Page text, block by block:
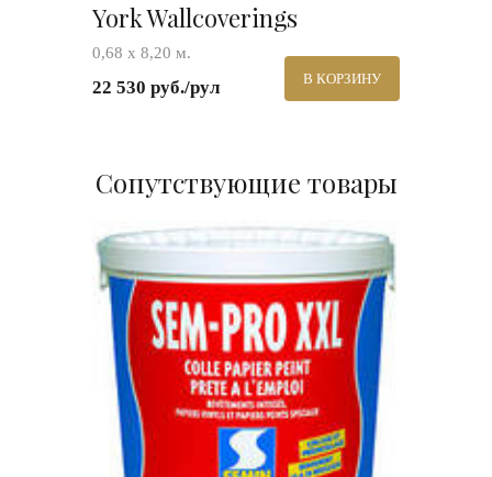
York Wallcoverings
0,68 х 8,20 м.
22 530 руб./рул В КОРЗИНУ
Сопутствующие товары